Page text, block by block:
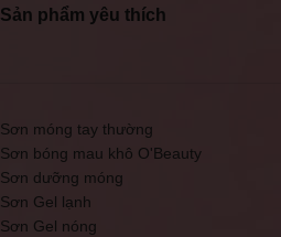
Sản phẩm yêu thích
Sơn móng tay thường
Sơn bóng mau khô O'Beauty
Sơn dưỡng móng
Sơn Gel lạnh
Sơn Gel nóng